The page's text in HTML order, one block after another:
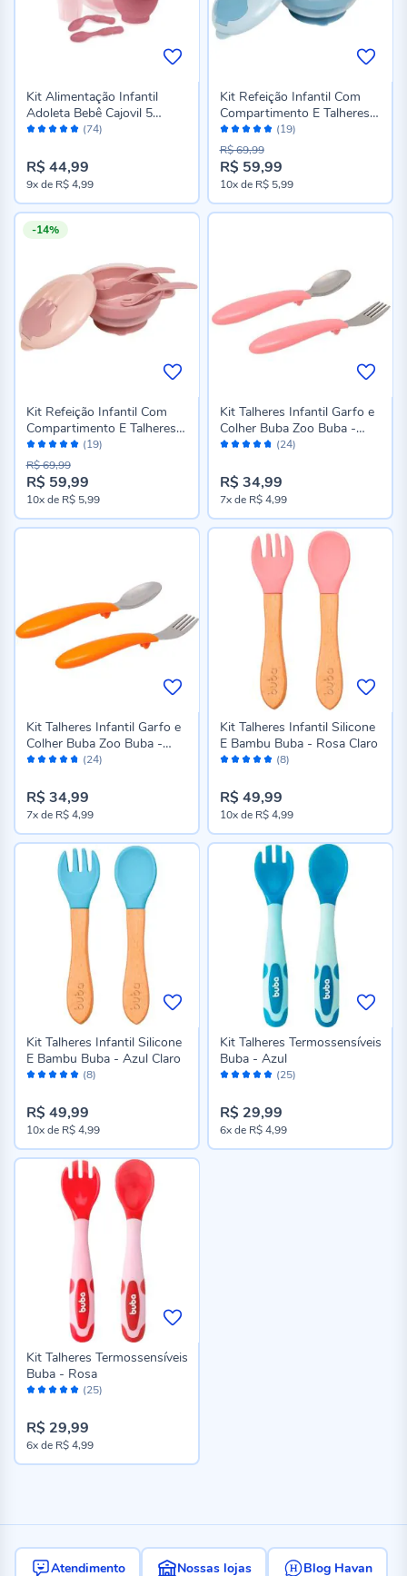
Avaliação: (74)
Kit Alimentação Infantil
Adoleta Bebê Cajovil 5
Peças - Roset
R$ 44,99
9xde R$ 4,99
Avaliação:
100%
(19)
Kit Refeição Infantil Com
Compartimento E Talheres
Buba - Azul Claro
Preço
especial
R$ 59,99
R$ 69,99
10xde R$ 5,99
-14%
Avaliação:
100%
(19)
Kit Refeição Infantil Com
Compartimento E Talheres
Buba - Rosa Claro
Preço
especial
R$ 59,99
R$ 69,99
10xde R$ 5,99
Avaliação: (24)
Kit Talheres Infantil Garfo e
Colher Buba Zoo Buba -
Unicórnio
R$ 34,99
7xde R$ 4,99
Avaliação: (24)
Kit Talheres Infantil Garfo e
Colher Buba Zoo Buba -
Leão
R$ 34,99
7xde R$ 4,99
Avaliação: (8)
Kit Talheres Infantil Silicone
E Bambu Buba - Rosa Claro
R$ 49,99
10xde R$ 4,99
Avaliação: (8)
Kit Talheres Infantil Silicone
E Bambu Buba - Azul Claro
R$ 49,99
10xde R$ 4,99
Avaliação: (25)
Kit Talheres Termossensíveis
Buba - Azul
R$ 29,99
6xde R$ 4,99
Avaliação: (25)
Kit Talheres Termossensíveis
Buba - Rosa
R$ 29,99
6xde R$ 4,99
Atendimento Nossas lojas Blog Havan